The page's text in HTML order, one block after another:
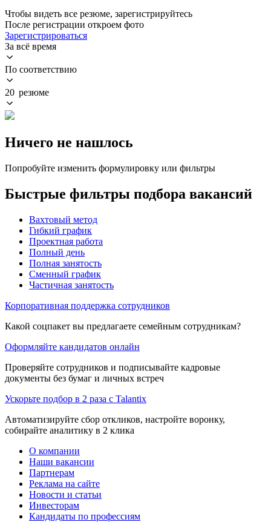
Чтобы видеть все резюме, зарегистрируйтесь
После регистрации откроем фото
Зарегистрироваться
За всё время
По соответствию
20 резюме
Ничего не нашлось
Попробуйте изменить формулировку или фильтры
Быстрые фильтры подбора вакансий
Вахтовый метод
Гибкий график
Проектная работа
Полный день
Полная занятость
Сменный график
Частичная занятость
Корпоративная поддержка сотрудников
Какой соцпакет вы предлагаете семейным сотрудникам?
Оформляйте кандидатов онлайн
Проверяйте сотрудников и подписывайте кадровые
документы без бумаг и личных встреч
Ускорьте подбор в 2 раза с Talantix
Автоматизируйте сбор откликов, настройте воронку,
собирайте аналитику в 2 клика
О компании
Наши вакансии
Партнерам
Реклама на сайте
Новости и статьи
Инвесторам
Кандидаты по профессиям